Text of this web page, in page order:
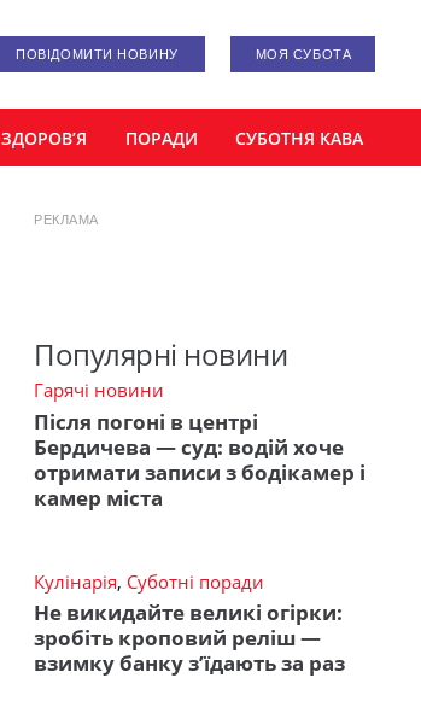
ПОВІДОМИТИ НОВИНУ МОЯ СУБОТА
ЗДОРОВ’Я ПОРАДИ СУБОТНЯ КАВА
РЕКЛАМА
Популярні новини
Гарячі новини
Після погоні в центрі
Бердичева — суд: водій хоче
отримати записи з бодікамер і
камер міста
Кулінарія, Суботні поради
Не викидайте великі огірки:
зробіть кроповий реліш —
взимку банку з’їдають за раз